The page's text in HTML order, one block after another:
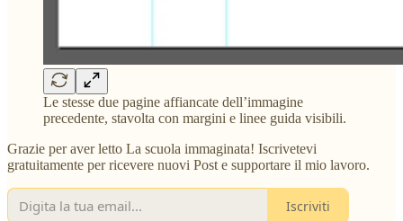
Le stesse due pagine affiancate dell’immagine
precedente, stavolta con margini e linee guida visibili.
Grazie per aver letto La scuola immaginata! Iscrivetevi
gratuitamente per ricevere nuovi Post e supportare il mio lavoro.
Iscriviti